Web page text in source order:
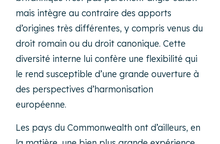
mais intègre au contraire des apports
d’origines très différentes, y compris venus du
droit romain ou du droit canonique. Cette
diversité interne lui confère une flexibilité qui
le rend susceptible d’une grande ouverture à
des perspectives d’harmonisation
européenne.
Les pays du Commonwealth ont d’ailleurs, en